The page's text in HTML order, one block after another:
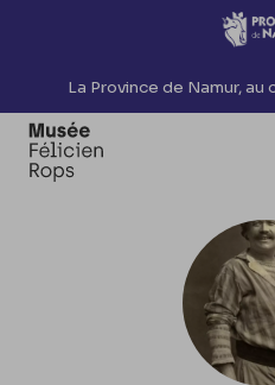
Accèder directement
La Province de Namur,